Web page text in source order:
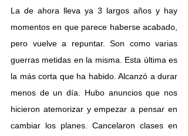
La de ahora lleva ya 3 largos años y hay
momentos en que parece haberse acabado,
pero vuelve a repuntar. Son como varias
guerras metidas en la misma. Esta última es
la más corta que ha habido. Alcanzó a durar
menos de un día. Hubo anuncios que nos
hicieron atemorizar y empezar a pensar en
cambiar los planes. Cancelaron clases en